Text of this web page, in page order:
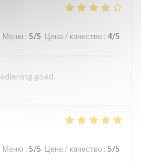
Меню : 5/5 Цена / качество : 4/5
goed.
Меню : 5/5 Цена / качество : 5/5